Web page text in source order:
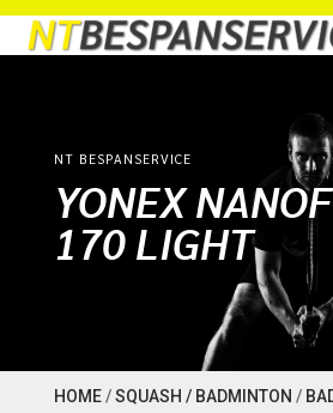
NT BESPANSERVICE
YONEX
170 LIGHT
HOME/SQUASH / BADMINTON /